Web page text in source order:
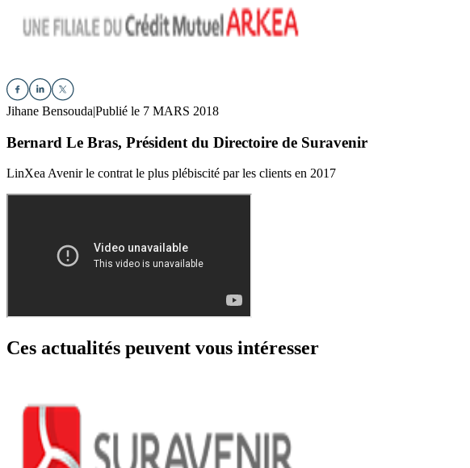
Jihane Bensouda|Publié le 7 MARS 2018
Bernard Le Bras, Président du Directoire de Suravenir
LinXea Avenir le contrat le plus plébiscité par les clients en 2017
Ces actualités peuvent vous intéresser